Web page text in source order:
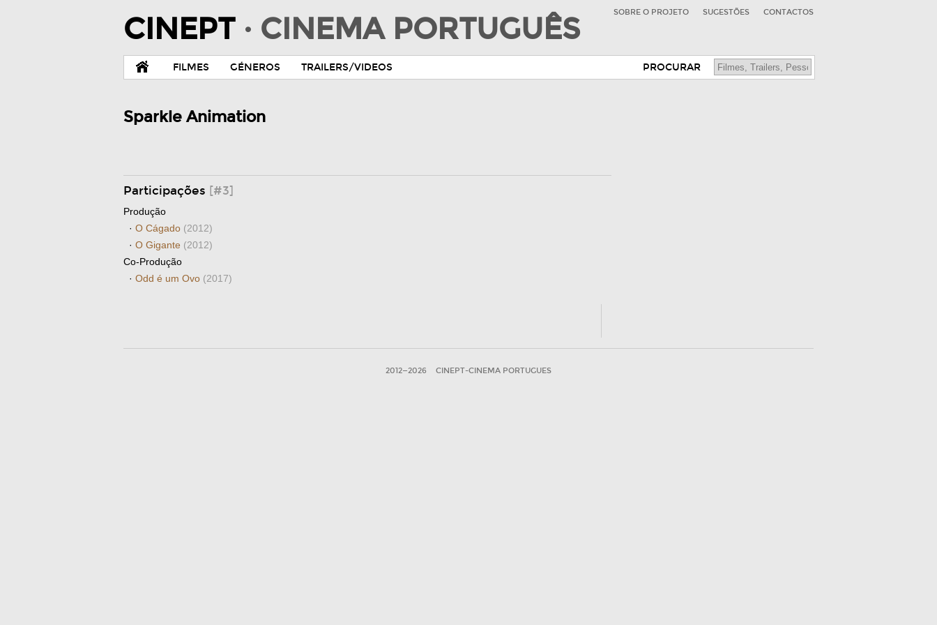
CINEPT · CINEMA PORTUGUÊS SOBRE O PROJETO SUGESTÕES CONTACTOS
FILMES GÉNEROS TRAILERS/VIDEOS PROCURAR
Sparkle Animation
Participações [#3]
Produção
· O Cágado (2012)
· O Gigante (2012)
Co-Produção
· Odd é um Ovo (2017)
2012—2026 CINEPT-CINEMA PORTUGUES